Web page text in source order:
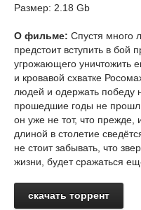
Размер: 2.18 Gb
О фильме: Спустя много
предстоит вступить в бой
угрожающего уничтожить
и кровавой схватке
людей и одержать победу
прошедшие годы не
он уже не тот, что прежде,
длиной в столетие
не стоит забывать, что
жизни, будет сражаться
скачать торрент